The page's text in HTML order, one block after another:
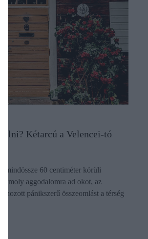
Kétarcú a Velencei-tó
mindössze 60 centiméter körüli
komoly aggodalomra ad okot, az
hozott pánikszerű összeomlást a térség